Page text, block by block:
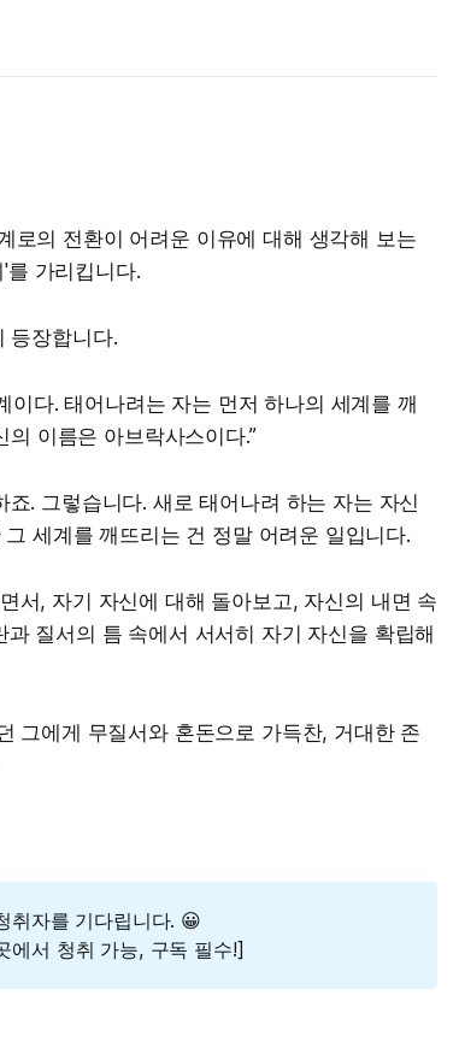
로의 전환이 어려운 이유에 대해 생각해 보는
를 가리킵니다.
등장합니다.
다. 태어나려는 자는 먼저 하나의 세계를 깨
이름은 아브락사스이다.”
. 그렇습니다. 새로 태어나려 하는 자는 자신
세계를 깨뜨리는 건 정말 어려운 일입니다.
서, 자기 자신에 대해 돌아보고, 자신의 내면 속
질서의 틈 속에서 서서히 자기 자신을 확립해
그에게 무질서와 혼돈으로 가득찬, 거대한 존
취자를 기다립니다. 😀
서 청취 가능, 구독 필수!]